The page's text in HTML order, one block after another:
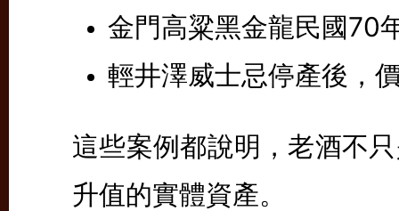
金門高粱黑金龍民國70
輕井澤威士忌停產後，
這些案例都說明，老酒不
升值的實體資產。